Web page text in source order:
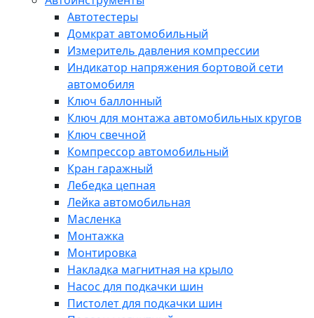
Автотестеры
Домкрат автомобильный
Измеритель давления компрессии
Индикатор напряжения бортовой сети
автомобиля
Ключ баллонный
Ключ для монтажа автомобильных кругов
Ключ свечной
Компрессор автомобильный
Кран гаражный
Лебедка цепная
Лейка автомобильная
Масленка
Монтажка
Монтировка
Накладка магнитная на крыло
Насос для подкачки шин
Пистолет для подкачки шин